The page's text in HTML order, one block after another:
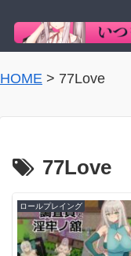
HOME > 77Love
77Love
ロールプレイング